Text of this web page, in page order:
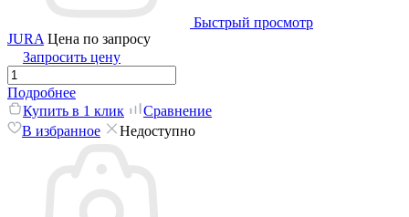
Быстрый просмотр
JURA Цена по запросу
Запросить цену
Подробнее
Купить в 1 клик
Сравнение
В избранное
Недоступно